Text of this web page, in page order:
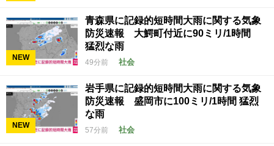
NEW
青森県に記録的短時間大雨に関する気象
防災速報 大鰐町付近に90ミリ/1時間
猛烈な雨
49分前 社会
NEW
岩手県に記録的短時間大雨に関する気象
防災速報 盛岡市に100ミリ/1時間 猛烈
な雨
57分前 社会